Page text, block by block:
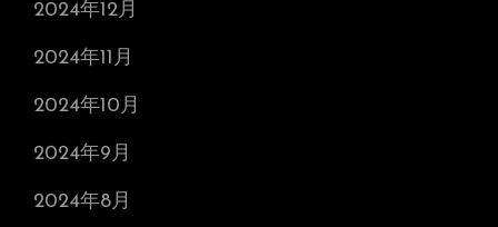
2024年12月
2024年11月
2024年10月
2024年9月
2024年8月